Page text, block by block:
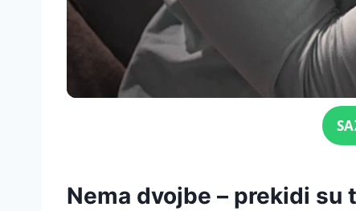
Nema dvojbe – prekidi su